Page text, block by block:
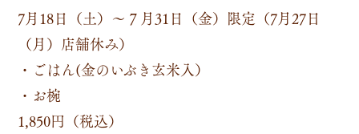
7月18日（土）～７月31日（金）限定（7月27日
（月）店舗休み）
・ごはん(金のいぶき玄米入）
・お椀
1,850円（税込）